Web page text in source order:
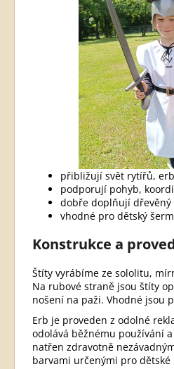
přibližují svět rytířů,
podporují pohyb,
dobře doplňují dřevěný
vhodné pro dětský
Konstrukce a
Štíty vyrábíme ze sololitu,
Na rubové straně jsou štíty
nošení na paži. Vhodné jsou
Erb je proveden z odolné
odolává běžnému používání
natřen zdravotně
barvami určenými pro dětské